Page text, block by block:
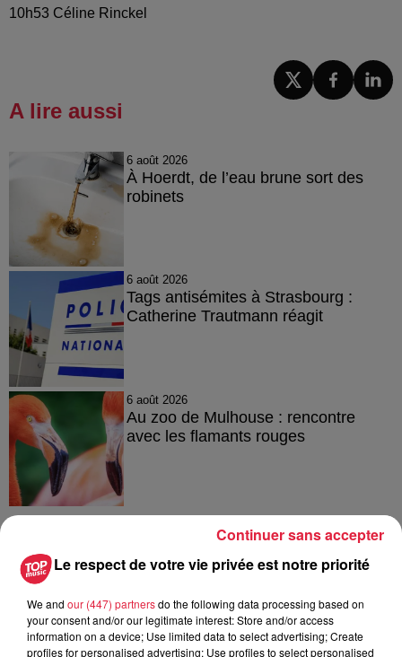
10h53 Céline Rinckel
A lire aussi
6 août 2026
À Hoerdt, de l’eau brune sort des
robinets
6 août 2026
Tags antisémites à Strasbourg :
Catherine Trautmann réagit
6 août 2026
Au zoo de Mulhouse : rencontre
avec les flamants rouges
À découvrir également
Le respect de votre vie privée est notre priorité
We and our (447) partnersdo the following data processing based on
your consent and/or our legitimate interest: Store and/or access
information on a device; Use limited data to select advertising; Create
profiles for personalised advertising; Use profiles to select personalised
Continuer sans accepter